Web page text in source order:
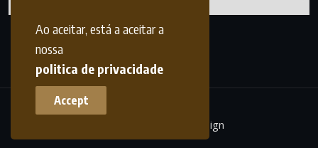
Ao aceitar, está a aceitar a
nossa
politica de privacidade
Accept
frdesign